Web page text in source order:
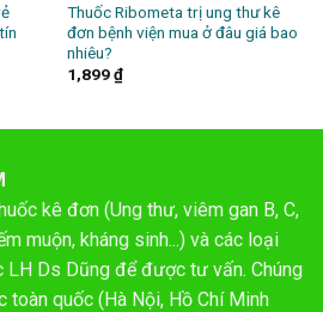
Thuốc Ribometa trị ung thư kê
đơn bệnh viện mua ở đâu giá bao
nhiêu?
1,899₫
kê đơn (Ung thư, viêm gan B, C,
muộn, kháng sinh...) và các loại
LH Ds Dũng để được tư vấn. Chúng
quốc (Hà Nội, Hồ Chí Minh